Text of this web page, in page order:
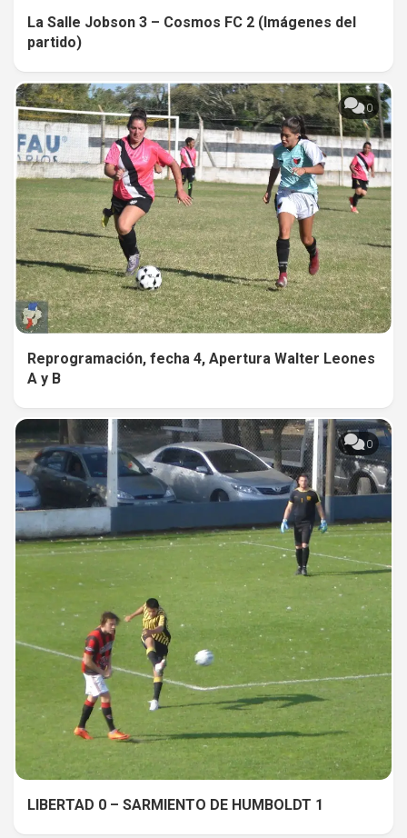
La Salle Jobson 3 – Cosmos FC 2 (Imágenes del
partido)
0
Reprogramación, fecha 4, Apertura Walter Leones
A y B
0
LIBERTAD 0 – SARMIENTO DE HUMBOLDT 1